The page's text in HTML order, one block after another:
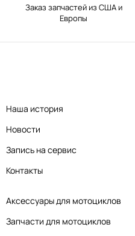
Заказ запчастей из США и
Европы
Аксессуары для мотоциклов
Запчасти для мотоциклов
Наша история
Новости
Запись на сервис
Контакты